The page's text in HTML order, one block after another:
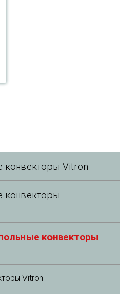
конвекторы Vitron
конвекторы
конвекторы
Vitron